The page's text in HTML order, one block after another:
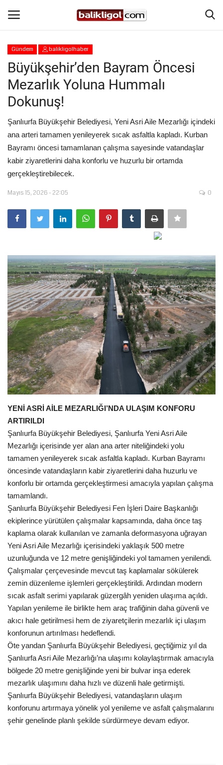
Giriş Yap
Anasayfa
Magazin
Şanlıurfa
Eğitim
Spor
Tekno Bilim
Ekonomi
Siyaset
Galeriler
Yaşam
Künye
Sağlık
İletişim
Kültür Sanat
Gündem balikligolhaber
Büyükşehir’den Bayram Öncesi
Mezarlık Yoluna Hummalı
Dokunuş!
Şanlıurfa Büyükşehir Belediyesi, Yeni Asri Aile Mezarlığı içindeki
ana arteri tamamen yenileyerek sıcak asfaltla kapladı. Kurban
Bayramı öncesi tamamlanan çalışma sayesinde vatandaşlar
kabir ziyaretlerini daha konforlu ve huzurlu bir ortamda
gerçekleştirebilecek.
Mayıs 15, 2026 - 22:05 0
YENİ ASRİ AİLE MEZARLIĞI’NDA ULAŞIM KONFORU
ARTIRILDI
Şanlıurfa Büyükşehir Belediyesi, Şanlıurfa Yeni Asri Aile
Mezarlığı içerisinde yer alan ana arter niteliğindeki yolu
tamamen yenileyerek sıcak asfaltla kapladı. Kurban Bayramı
öncesinde vatandaşların kabir ziyaretlerini daha huzurlu ve
konforlu bir ortamda gerçekleştirmesi amacıyla yapılan çalışma
tamamlandı.
Şanlıurfa Büyükşehir Belediyesi Fen İşleri Daire Başkanlığı
ekiplerince yürütülen çalışmalar kapsamında, daha önce taş
kaplama olarak kullanılan ve zamanla deformasyona uğrayan
Yeni Asri Aile Mezarlığı içerisindeki yaklaşık 500 metre
uzunluğunda ve 12 metre genişliğindeki yol tamamen yenilendi.
Çalışmalar çerçevesinde mevcut taş kaplamalar sökülerek
zemin düzenleme işlemleri gerçekleştirildi. Ardından modern
sıcak asfalt serimi yapılarak güzergâh yeniden ulaşıma açıldı.
Yapılan yenileme ile birlikte hem araç trafiğinin daha güvenli ve
akıcı hale getirilmesi hem de ziyaretçilerin mezarlık içi ulaşım
konforunun artırılması hedeflendi.
Öte yandan Şanlıurfa Büyükşehir Belediyesi, geçtiğimiz yıl da
Şanlıurfa Asri Aile Mezarlığı’na ulaşımı kolaylaştırmak amacıyla
bölgede 20 metre genişliğinde yeni bir bulvar inşa ederek
mezarlık ulaşımını daha hızlı ve düzenli hale getirmişti.
Şanlıurfa Büyükşehir Belediyesi, vatandaşların ulaşım
konforunu artırmaya yönelik yol yenileme ve asfalt çalışmalarını
şehir genelinde planlı şekilde sürdürmeye devam ediyor.